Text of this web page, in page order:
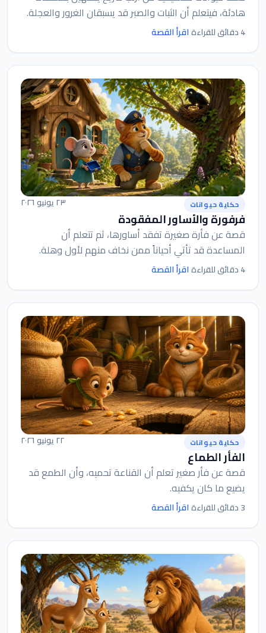
هادئة، فيتعلم أن الثبات والصبر قد يسبقان الغرور والعجلة.
4 دقائق للقراءة اقرأ القصة
حكاية حيوانات ٢٣ يونيو ٢٠٢٦
فرفورة والأساور المفقودة
قصة عن فأرة صغيرة تفقد أساورها، ثم تتعلم أن
المساعدة قد تأتي أحياناً ممن نخاف منهم لأول وهلة.
4 دقائق للقراءة اقرأ القصة
حكاية حيوانات ٢٢ يونيو ٢٠٢٦
الفأر الطماع
قصة عن فأر صغير تعلم أن القناعة تحميه، وأن الطمع قد
يضيع ما كان يكفيه.
3 دقائق للقراءة اقرأ القصة